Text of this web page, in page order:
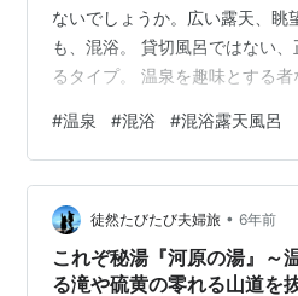
ないでしょうか。広い露天、眺
も、混浴。 貸切風呂ではない
るタイプ。 温泉を趣味とする
は、ハードルが高い。でも入り
なアイテムを、女性目線でピッ
混浴同様、開放的すぎる「野天
緒に紹介します。 湯浴み着（ゆ
解、これがあれば無敵じゃない
着がOKな混浴に限られますが
#温泉 #混浴 #混浴露天風呂
徒然たびたび夫婦旅 • 6年前
これぞ秘湯『河原の湯』～
る滝や硫黄の零れる山道を